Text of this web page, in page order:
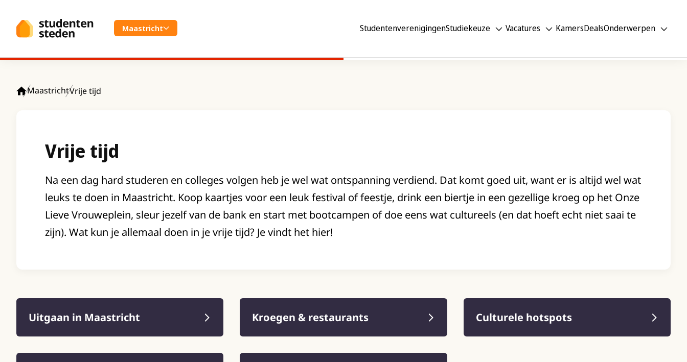
Maastricht StudentenverenigingenStudiekeuze Vacatures KamersDealsOnderwerpen
MaastrichtVrije tijd
Vrije tijd
Na een dag hard studeren en colleges volgen heb je wel wat ontspanning verdiend. Dat komt goed uit, want er is altijd wel wat
leuks te doen in Maastricht. Koop kaartjes voor een leuk festival of feestje, drink een biertje in een gezellige kroeg op het Onze
Lieve Vrouweplein, sleur jezelf van de bank en start met bootcampen of doe eens wat cultureels (en dat hoeft echt niet saai te
zijn). Wat kun je allemaal doen in je vrije tijd? Je vindt het hier!
Uitgaan in Maastricht Kroegen & restaurants Culturele hotspots